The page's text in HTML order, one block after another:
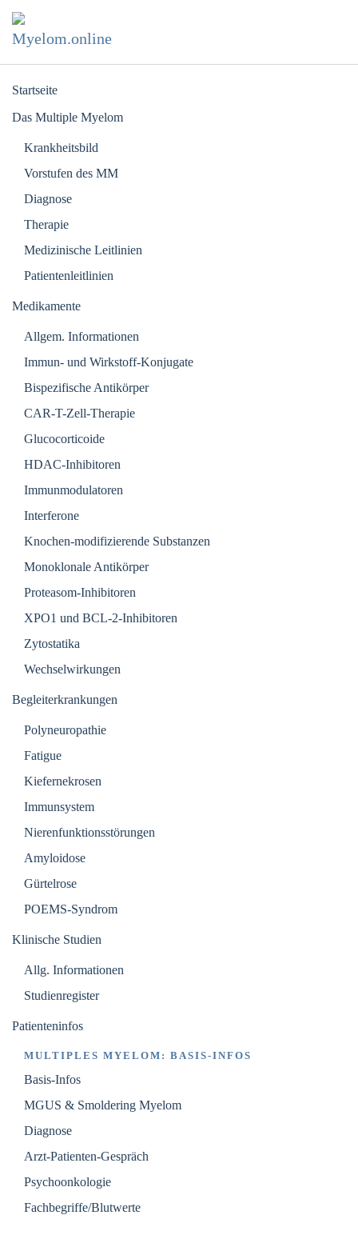
Zum Hauptinhalt springen
Startseite
Das Multiple Myelom
Krankheitsbild
Vorstufen des MM
Diagnose
Therapie
Medizinische Leitlinien
Patientenleitlinien
Medikamente
Allgem. Informationen
Immun- und Wirkstoff-Konjugate
Bispezifische Antikörper
CAR-T-Zell-Therapie
Glucocorticoide
HDAC-Inhibitoren
Immunmodulatoren
Interferone
Knochen-modifizierende Substanzen
Monoklonale Antikörper
Proteasom-Inhibitoren
XPO1 und BCL-2-Inhibitoren
Zytostatika
Wechselwirkungen
Begleiterkrankungen
Polyneuropathie
Fatigue
Kiefernekrosen
Immunsystem
Nierenfunktionsstörungen
Amyloidose
Gürtelrose
POEMS-Syndrom
Klinische Studien
Allg. Informationen
Studienregister
Patienteninfos
MULTIPLES MYELOM: BASIS-INFOS
Basis-Infos
MGUS & Smoldering Myelom
Diagnose
Arzt-Patienten-Gespräch
Psychoonkologie
Fachbegriffe/Blutwerte